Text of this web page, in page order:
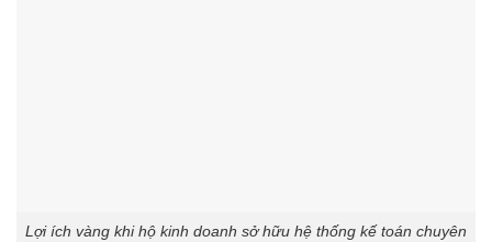
Lợi ích vàng khi hộ kinh doanh sở hữu hệ thống kế toán chuyên